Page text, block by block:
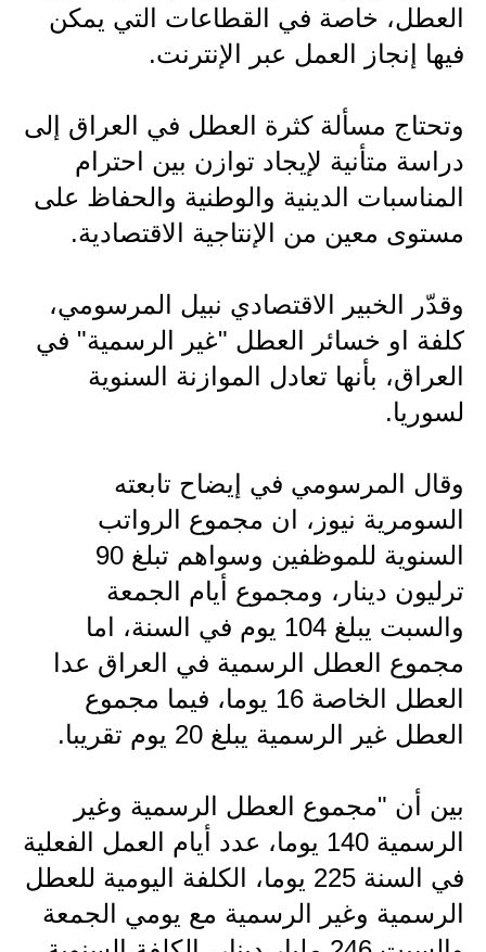
العطل، خاصة في القطاعات التي يمكن
فيها إنجاز العمل عبر الإنترنت.
وتحتاج مسألة كثرة العطل في العراق إلى
دراسة متأنية لإيجاد توازن بين احترام
المناسبات الدينية والوطنية والحفاظ على
مستوى معين من الإنتاجية الاقتصادية.
وقدّر الخبير الاقتصادي نبيل المرسومي،
كلفة او خسائر العطل "غير الرسمية" في
العراق، بأنها تعادل الموازنة السنوية
لسوريا.
وقال المرسومي في إيضاح تابعته
السومرية نيوز، ان مجموع الرواتب
السنوية للموظفين وسواهم تبلغ 90
ترليون دينار، ومجموع أيام الجمعة
والسبت يبلغ 104 يوم في السنة، اما
مجموع العطل الرسمية في العراق عدا
العطل الخاصة 16 يوما، فيما مجموع
العطل غير الرسمية يبلغ 20 يوم تقريبا.
بين أن "مجموع العطل الرسمية وغير
الرسمية 140 يوما، عدد أيام العمل الفعلية
في السنة 225 يوما، الكلفة اليومية للعطل
الرسمية وغير الرسمية مع يومي الجمعة